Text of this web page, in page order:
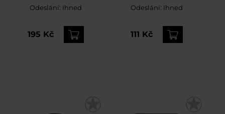
Odeslání: Ihned
195 Kč
Odeslání: Ihned
111 Kč